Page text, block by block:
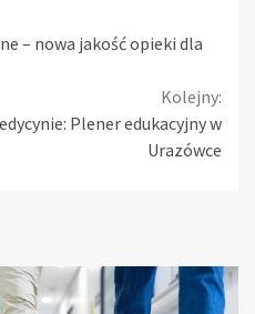
– nowa jakość opieki dla
Kolejny:
Plener edukacyjny w
Urazówce